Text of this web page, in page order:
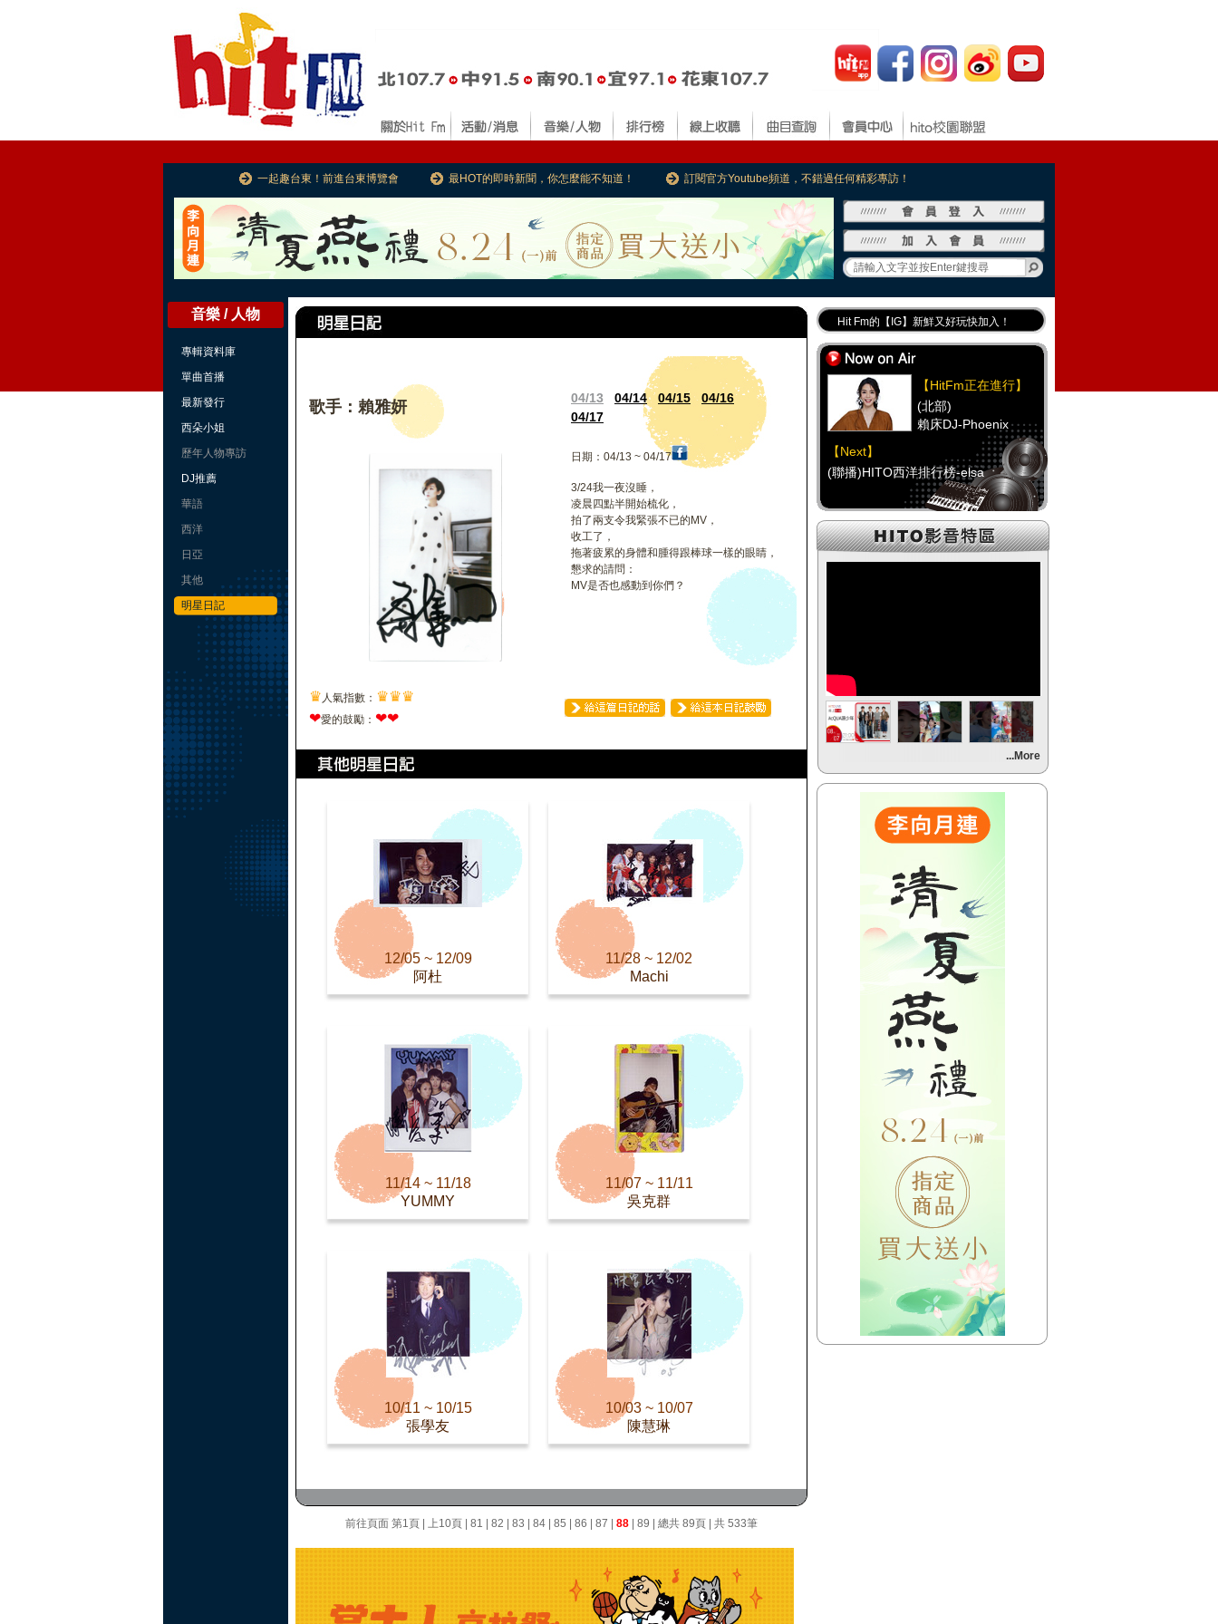
一起趣台東！前進台東博覽會 最HOT的即時新聞，你怎麼能不知道！ 訂閱官方Youtube頻道，不錯過任何精彩專訪！
音樂 / 人物
專輯資料庫
單曲首播
最新發行
西朵小姐
歷年人物專訪
DJ推薦
華語
西洋
日亞
其他
明星日記
歌手：賴雅妍 04/13 04/14 04/15
04/16
04/17
日期：04/13 ~ 04/17
3/24我一夜沒睡，
凌晨四點半開始梳化，
拍了兩支令我緊張不已的MV，
收工了，
拖著疲累的身體和腫得跟棒球一樣的眼睛，
懇求的請問：
MV是否也感動到你們？
♛ 人氣指數： ♛♛♛
❤愛的鼓勵： ❤❤
12/05 ~ 12/09
阿杜
11/28 ~ 12/02
Machi
11/14 ~ 11/18
YUMMY
11/07 ~ 11/11
吳克群
10/11 ~ 10/15
張學友
10/03 ~ 10/07
陳慧琳
前往頁面 第1頁 上10頁 81 82 83 84 85 86 87 88 89 | 總共 89頁 | 共 533筆
Hit Fm的【IG】新鮮又好玩快加入！
Hit Fm【FB臉書粉絲團】等你加入！
最專業《DJ推薦》好音樂千萬別錯過！
好康報報 最新優惠訊息都在這！
【HitFm正在進行】
(北部)
賴床DJ-Phoenix
【Next】
(聯播)HITO西洋排行榜-elsa
【HitFm正在進行】
(中部)
(南部)
點播特區-小米
【Next】
【HitFm正在進行】
(宜蘭)
AIR
(聯播)HITO西洋排行榜-elsa
【HitFm正在進行】
東STOP！MUSIC ON
AIR
(聯播)HITO西洋排行榜-elsa
...More